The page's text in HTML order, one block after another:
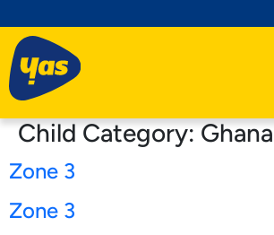
Child Category:Ghana
Zone 3
Zone 3